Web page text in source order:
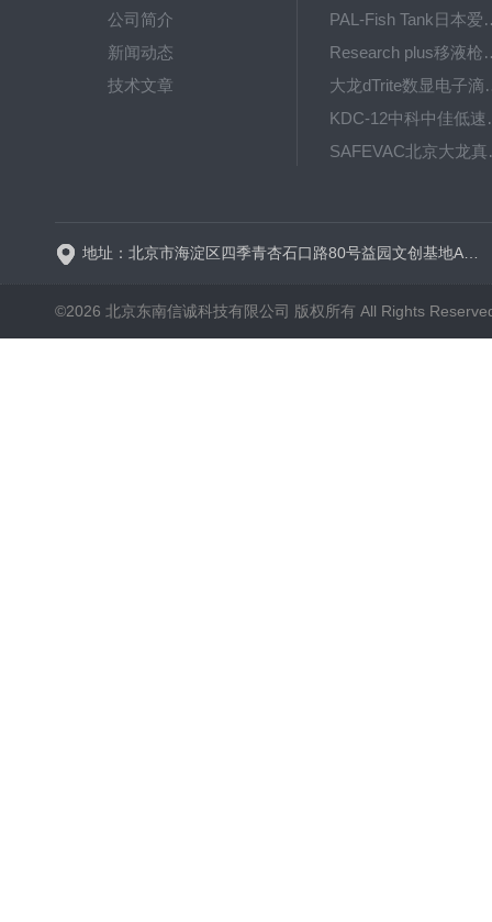
公司简介
新闻动态
技术文章
PAL-Fish Tank
Research plus
大龙dTrite
KDC-
©2026 北京东南信诚科技有限公司 版权所有 All Rights